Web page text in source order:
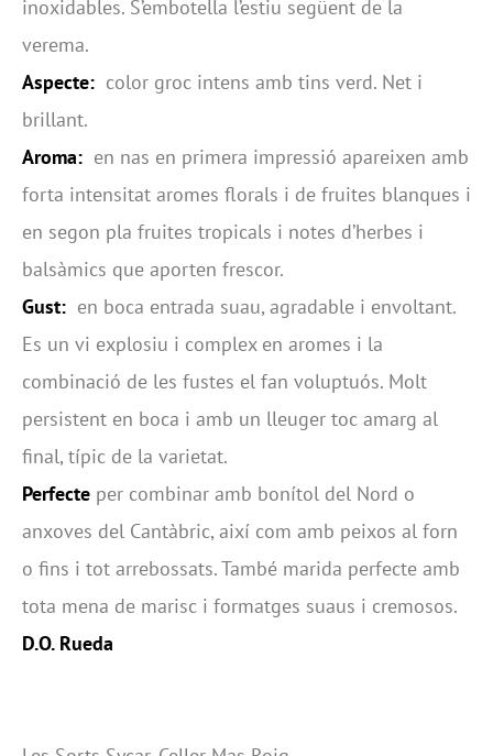
inoxidables. S’embotella l’estiu següent de la
verema.
Aspecte: color groc intens amb tins verd. Net i
brillant.
Aroma: en nas en primera impressió apareixen amb
forta intensitat aromes florals i de fruites blanques i
en segon pla fruites tropicals i notes d’herbes i
balsàmics que aporten frescor.
Gust: en boca entrada suau, agradable i envoltant.
Es un vi explosiu i complex en aromes i la
combinació de les fustes el fan voluptuós. Molt
persistent en boca i amb un lleuger toc amarg al
final, típic de la varietat.
Perfecte per combinar amb bonítol del Nord o
anxoves del Cantàbric, així com amb peixos al forn
o fins i tot arrebossats. També marida perfecte amb
tota mena de marisc i formatges suaus i cremosos.
D.O. Rueda